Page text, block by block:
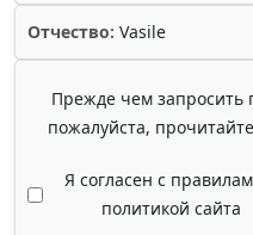
Отчество: Vasile
Прежде чем запросить
пожалуйста, прочитайте
Я согласен с
политикой сайта